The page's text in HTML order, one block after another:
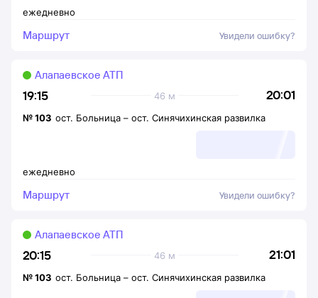
ежедневно
Маршрут Увидели ошибку?
19:15 20:01
46 м
Алапаевское АТП
ежедневно
№103 ост. Больница – ост. Синячихинская развилка
Маршрут Увидели ошибку?
20:15 21:01
46 м
Алапаевское АТП
№103 ост. Больница – ост. Синячихинская развилка